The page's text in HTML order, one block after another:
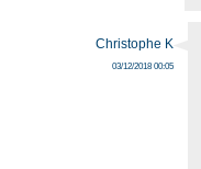
Christophe K
03/12/2018 00:05